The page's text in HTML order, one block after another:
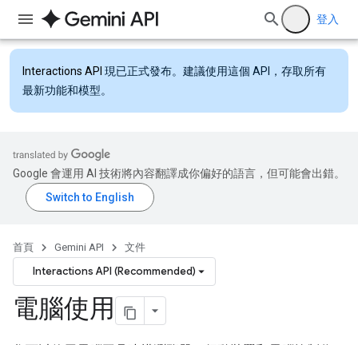
登入
Interactions API 現已正式發布。建議使用這個 API，存取所有
最新功能和模型。
Google 會運用 AI 技術將內容翻譯成你偏好的語言，但可能會出錯。
首頁 Gemini API 文件
Interactions API (Recommended)
電腦使用